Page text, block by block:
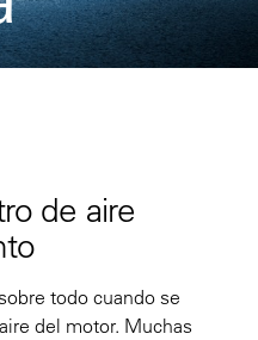
de aire
todo cuando se
del motor. Muchas